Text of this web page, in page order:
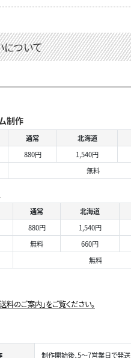
について
制作
通常 北海道
880円 1,540円
無料
通常 北海道
880円 1,540円
無料 660円
無料
料のご案内」をご覧ください。
制作開始後、5～7営業日で発送